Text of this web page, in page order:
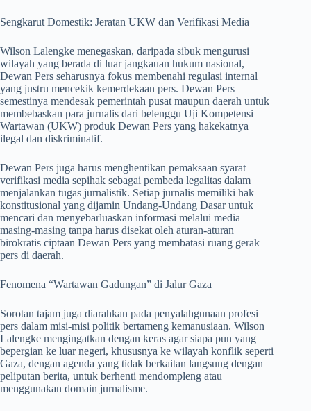
​Sengkarut Domestik: Jeratan UKW dan Verifikasi Media
​Wilson Lalengke menegaskan, daripada sibuk mengurusi
wilayah yang berada di luar jangkauan hukum nasional,
Dewan Pers seharusnya fokus membenahi regulasi internal
yang justru mencekik kemerdekaan pers. Dewan Pers
semestinya mendesak pemerintah pusat maupun daerah untuk
membebaskan para jurnalis dari belenggu Uji Kompetensi
Wartawan (UKW) produk Dewan Pers yang hakekatnya
ilegal dan diskriminatif.
​Dewan Pers juga harus menghentikan pemaksaan syarat
verifikasi media sepihak sebagai pembeda legalitas dalam
menjalankan tugas jurnalistik. Setiap jurnalis memiliki hak
konstitusional yang dijamin Undang-Undang Dasar untuk
mencari dan menyebarluaskan informasi melalui media
masing-masing tanpa harus disekat oleh aturan-aturan
birokratis ciptaan Dewan Pers yang membatasi ruang gerak
pers di daerah.
​Fenomena “Wartawan Gadungan” di Jalur Gaza
​Sorotan tajam juga diarahkan pada penyalahgunaan profesi
pers dalam misi-misi politik bertameng kemanusiaan. Wilson
Lalengke mengingatkan dengan keras agar siapa pun yang
bepergian ke luar negeri, khususnya ke wilayah konflik seperti
Gaza, dengan agenda yang tidak berkaitan langsung dengan
peliputan berita, untuk berhenti mendompleng atau
menggunakan domain jurnalisme.